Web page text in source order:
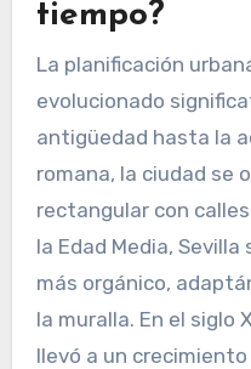
tiempo?
La planificación
evolucionado
antigüedad hasta la
romana, la ciudad se
rectangular con
la Edad Media,
más orgánico,
la muralla. En el siglo
llevó a un